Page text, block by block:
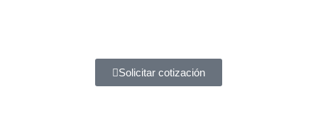
Solicitar cotización